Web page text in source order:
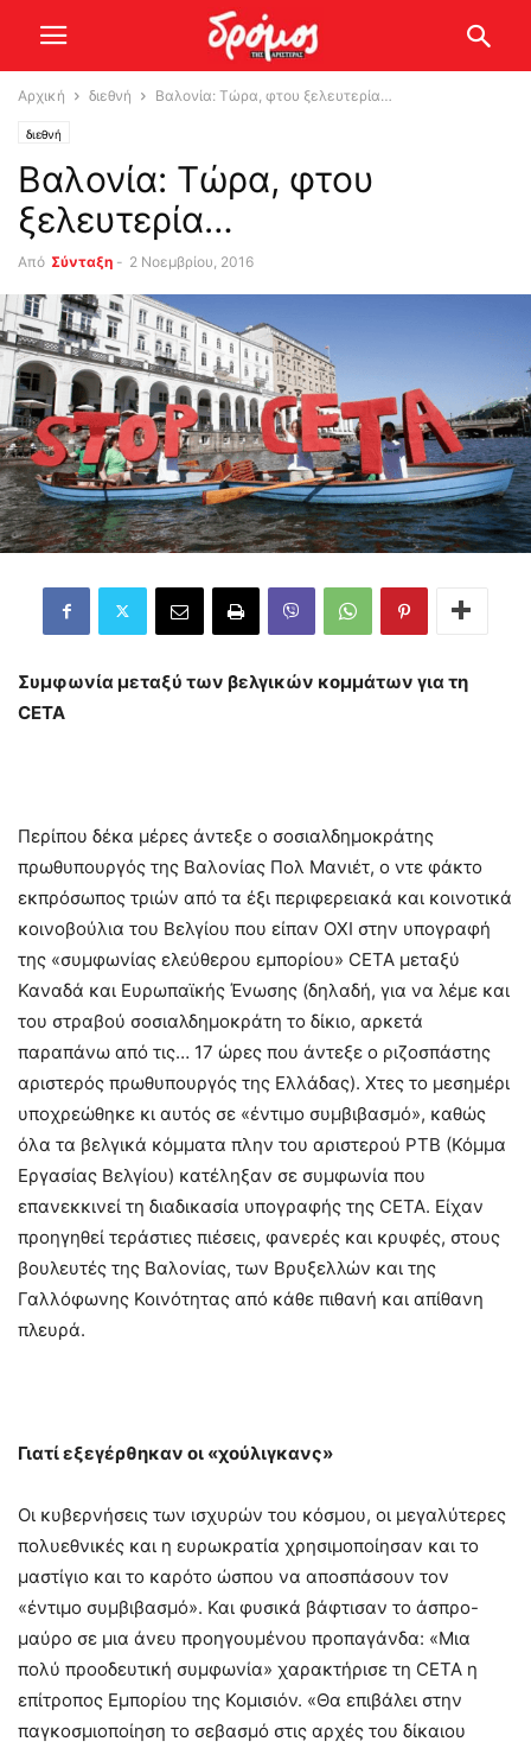
Αρχική διεθνή Βαλονία: Τώρα, φτου ξελευτερία…
διεθνή
Βαλονία: Τώρα, φτου
ξελευτερία…
Από Σύνταξη - 2 Νοεμβρίου, 2016
Συμφωνία μεταξύ των βελγικών κομμάτων για τη
CETA
Περίπου δέκα μέρες άντεξε ο σοσιαλδημοκράτης
πρωθυπουργός της Βαλονίας Πολ Μανιέτ, ο ντε φάκτο
εκπρόσωπος τριών από τα έξι περιφερειακά και κοινοτικά
κοινοβούλια του Βελγίου που είπαν ΟΧΙ στην υπογραφή
της «συμφωνίας ελεύθερου εμπορίου» CETA μεταξύ
Καναδά και Ευρωπαϊκής Ένωσης (δηλαδή, για να λέμε και
του στραβού σοσιαλδημοκράτη το δίκιο, αρκετά
παραπάνω από τις… 17 ώρες που άντεξε ο ριζοσπάστης
αριστερός πρωθυπουργός της Ελλάδας). Χτες το μεσημέρι
υποχρεώθηκε κι αυτός σε «έντιμο συμβιβασμό», καθώς
όλα τα βελγικά κόμματα πλην του αριστερού PTB (Κόμμα
Εργασίας Βελγίου) κατέληξαν σε συμφωνία που
επανεκκινεί τη διαδικασία υπογραφής της CETA. Είχαν
προηγηθεί τεράστιες πιέσεις, φανερές και κρυφές, στους
βουλευτές της Βαλονίας, των Βρυξελλών και της
Γαλλόφωνης Κοινότητας από κάθε πιθανή και απίθανη
πλευρά.
Γιατί εξεγέρθηκαν οι «χούλιγκανς»
Οι κυβερνήσεις των ισχυρών του κόσμου, οι μεγαλύτερες
πολυεθνικές και η ευρωκρατία χρησιμοποίησαν και το
μαστίγιο και το καρότο ώσπου να αποσπάσουν τον
«έντιμο συμβιβασμό». Και φυσικά βάφτισαν το άσπρο-
μαύρο σε μια άνευ προηγουμένου προπαγάνδα: «Μια
πολύ προοδευτική συμφωνία» χαρακτήρισε τη CETA η
επίτροπος Εμπορίου της Κομισιόν. «Θα επιβάλει στην
παγκοσμιοποίηση το σεβασμό στις αρχές του δίκαιου